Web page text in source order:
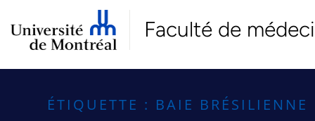
Faculté de
ÉTIQUETTE : BAIE BRÉSILIENNE